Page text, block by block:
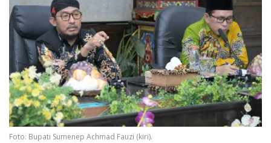
Foto: Bupati Sumenep Achmad Fauzi (kiri).